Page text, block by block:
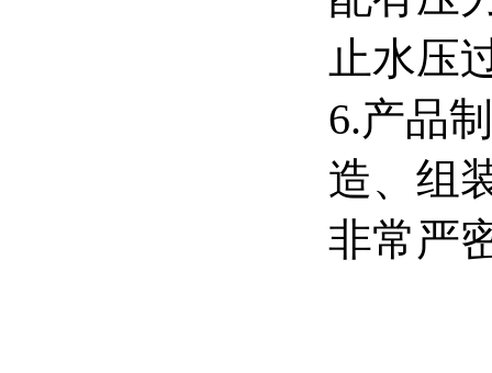
止水压
6.产品
造、组
非常严